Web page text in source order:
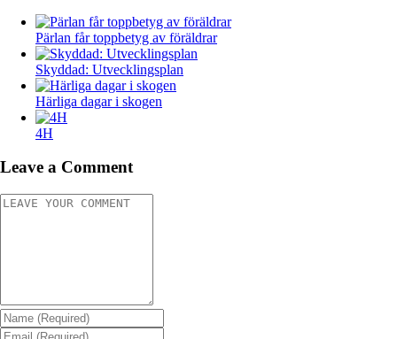
Pärlan får toppbetyg av föräldrar
Skyddad: Utvecklingsplan
Härliga dagar i skogen
4H
Leave a Comment